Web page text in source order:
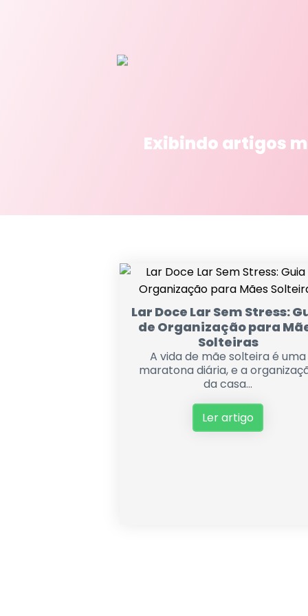
Exibindo artigos
Lar Doce Lar Sem Stress:
de Organização para
Solteiras
A vida de mãe solteira é uma
maratona diária, e a
da casa...
Ler artigo